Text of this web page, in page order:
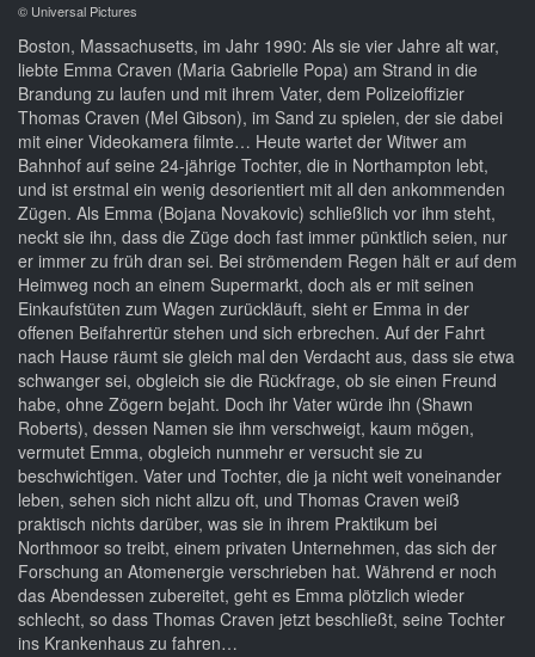
© Universal Pictures
Boston, Massachusetts, im Jahr 1990: Als sie vier Jahre alt war,
liebte Emma Craven (Maria Gabrielle Popa) am Strand in die
Brandung zu laufen und mit ihrem Vater, dem Polizeioffizier
Thomas Craven (Mel Gibson), im Sand zu spielen, der sie dabei
mit einer Videokamera filmte… Heute wartet der Witwer am
Bahnhof auf seine 24-jährige Tochter, die in Northampton lebt,
und ist erstmal ein wenig desorientiert mit all den ankommenden
Zügen. Als Emma (Bojana Novakovic) schließlich vor ihm steht,
neckt sie ihn, dass die Züge doch fast immer pünktlich seien, nur
er immer zu früh dran sei. Bei strömendem Regen hält er auf dem
Heimweg noch an einem Supermarkt, doch als er mit seinen
Einkaufstüten zum Wagen zurückläuft, sieht er Emma in der
offenen Beifahrertür stehen und sich erbrechen. Auf der Fahrt
nach Hause räumt sie gleich mal den Verdacht aus, dass sie etwa
schwanger sei, obgleich sie die Rückfrage, ob sie einen Freund
habe, ohne Zögern bejaht. Doch ihr Vater würde ihn (Shawn
Roberts), dessen Namen sie ihm verschweigt, kaum mögen,
vermutet Emma, obgleich nunmehr er versucht sie zu
beschwichtigen. Vater und Tochter, die ja nicht weit voneinander
leben, sehen sich nicht allzu oft, und Thomas Craven weiß
praktisch nichts darüber, was sie in ihrem Praktikum bei
Northmoor so treibt, einem privaten Unternehmen, das sich der
Forschung an Atomenergie verschrieben hat. Während er noch
das Abendessen zubereitet, geht es Emma plötzlich wieder
schlecht, so dass Thomas Craven jetzt beschließt, seine Tochter
ins Krankenhaus zu fahren…